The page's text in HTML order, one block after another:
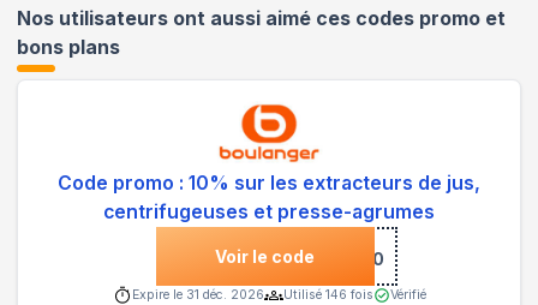
Nos utilisateurs ont aussi aimé ces codes promo et
bons plans
Code promo : 10% sur les extracteurs de jus,
centrifugeuses et presse-agrumes
Voir le code ***10
Expire le 31 déc. 2026 Utilisé 146 fois Vérifié